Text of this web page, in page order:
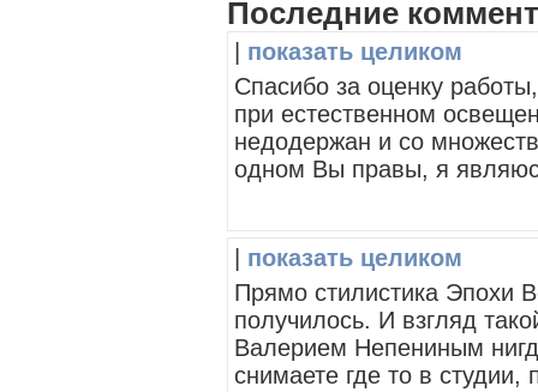
Последние
показать целиком
Спасибо за оценку
при естественном
недодержан и со
одном Вы правы, я
показать целиком
Прямо стилистика Эпохи
получилось. И взгляд
Валерием Непениным
снимаете где то в студии,